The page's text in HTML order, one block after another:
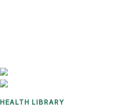
HEALTH LIBRARY